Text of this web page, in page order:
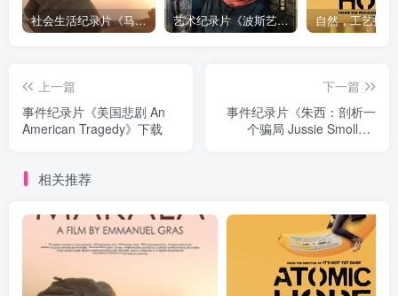
社会生活纪录片《马加拉 Makala》下载 艺术纪录片《波斯艺术 Art of Persia》下载
上一篇
事件纪录片《美国悲剧 An
American Tragedy》下载
下一篇
事件纪录片《朱西：剖析一
个骗局 Jussie Smollett:
相关推荐